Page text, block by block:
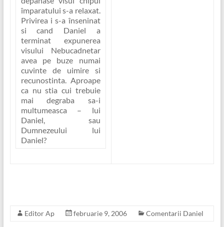
împaratului s-a relaxat.
Privirea i s-a înseninat
si cand Daniel a
terminat expunerea
visului Nebucadnetar
avea pe buze numai
cuvinte de uimire si
recunostinta. Aproape
ca nu stia cui trebuie
mai degraba sa-i
multumeasca – lui
Daniel, sau
Dumnezeului lui
Daniel?
Editor Ap februarie 9, 2006 Comentarii Daniel